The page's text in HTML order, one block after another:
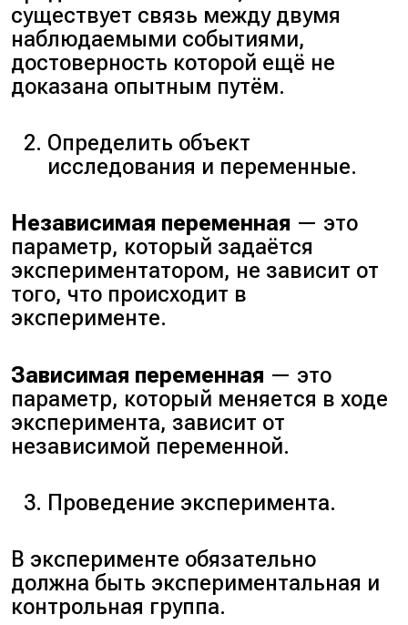
существует связь между двумя
наблюдаемыми событиями,
достоверность которой ещё не
доказана опытным путём.
Определить объект
исследования и переменные.
Независимая переменная — это
параметр, который задаётся
экспериментатором, не зависит от
того, что происходит в
эксперименте.
Зависимая переменная — это
параметр, который меняется в ходе
эксперимента, зависит от
независимой переменной.
Проведение эксперимента.
В эксперименте обязательно
должна быть экспериментальная и
контрольная группа.